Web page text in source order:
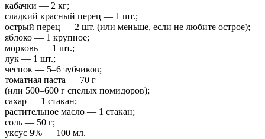
кабачки — 2 кг;
сладкий красный перец — 1 шт.;
острый перец — 2 шт. (или меньше, если не любите острое);
яблоко — 1 крупное;
морковь — 1 шт.;
лук — 1 шт.;
чеснок — 5–6 зубчиков;
томатная паста — 70 г
(или 500–600 г спелых помидоров);
сахар — 1 стакан;
растительное масло — 1 стакан;
соль — 50 г;
уксус 9% — 100 мл.